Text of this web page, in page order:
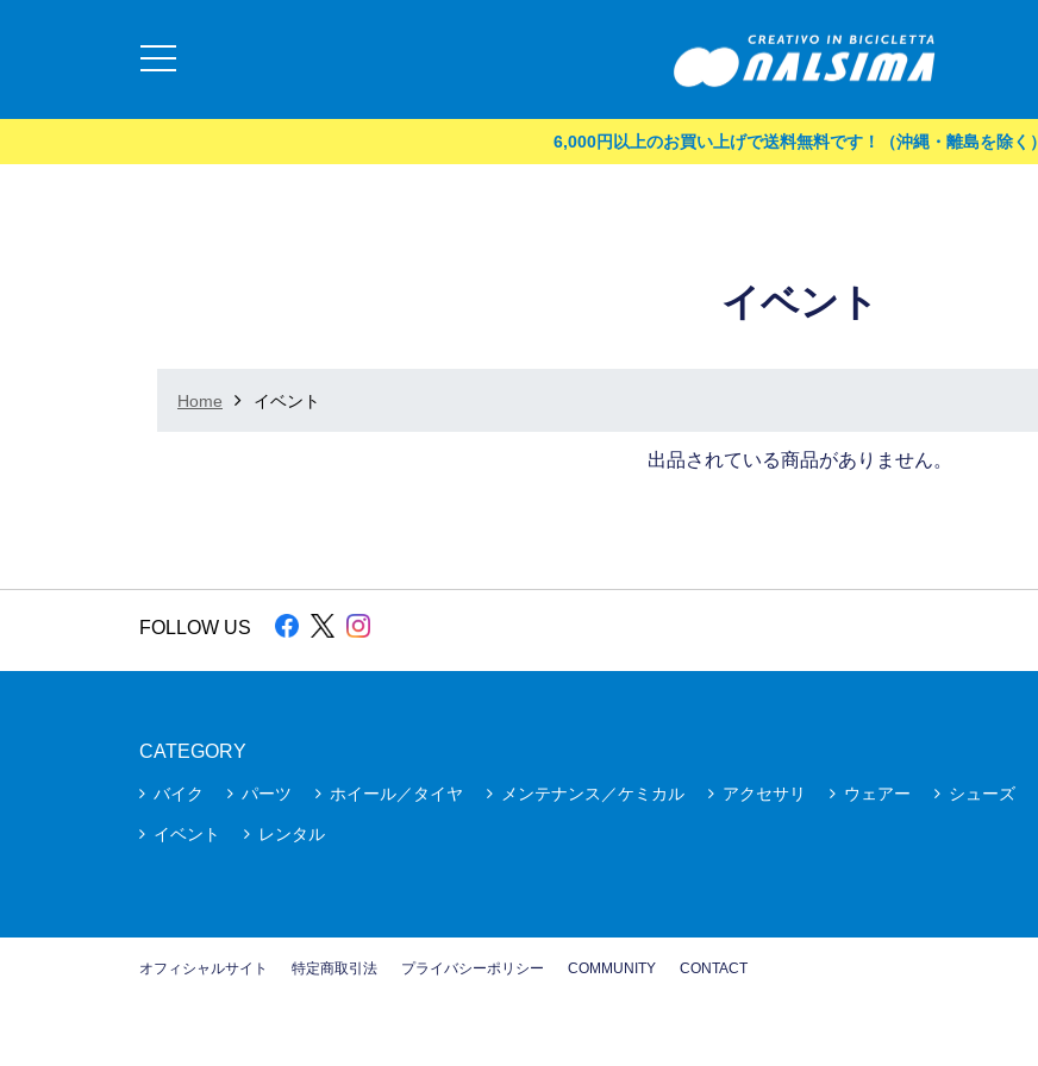
6,000円以上のお買い上げで送料無料です！（沖縄・離島を除く）
イベント
Home イベント
出品されている商品がありません。
FOLLOW US
CATEGORY
バイク パーツ ホイール／タイヤ メンテナンス／ケミカル アクセサリ ウェアー シューズ
イベント レンタル
オフィシャルサイト 特定商取引法 プライバシーポリシー COMMUNITY CONTACT